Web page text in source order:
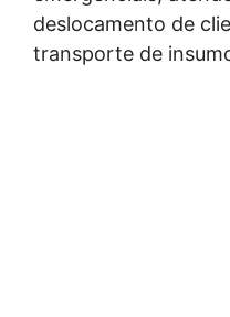
deslocamento de
transporte de